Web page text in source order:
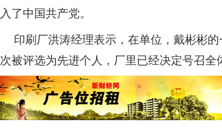
入了中国共产党。
印刷厂洪涛经理表示，在单位，戴彬彬
次被评选为先进个人，厂里已经决定号召全